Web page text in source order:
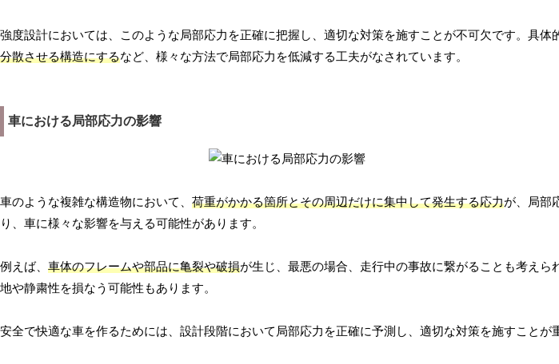
強度設計においては、このような局部応力を正確に把握し、適切な対策を施すことが不可欠です。具体
分散させる構造にするなど、様々な方法で局部応力を低減する工夫がなされています。
車における局部応力の影響
車のような複雑な構造物において、 荷重がかかる箇所とその周辺だけに集中して発生する応力が、局部
り、車に様々な影響を与える可能性があります。
例えば、 車体のフレームや部品に亀裂や破損が生じ、最悪の場合、走行中の事故に繋がることも考えら
地や静粛性を損なう可能性もあります。
安全で快適な車を作るためには、設計段階において局部応力を正確に予測し、適切な対策を施すことが